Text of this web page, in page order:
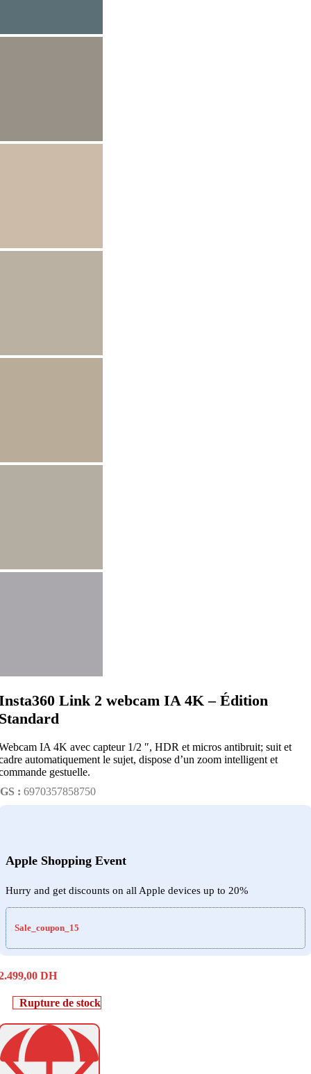
Link 2 webcam IA 4K – Édition
IA 4K avec capteur 1/2 ″, HDR et micros antibruit; suit et
automatiquement le sujet, dispose d’un zoom intelligent et
gestuelle.
: 6970357858750
Apple Shopping Event
Hurry and get discounts on all Apple devices up to 20%
Sale_coupon_15
DH
Rupture de stock